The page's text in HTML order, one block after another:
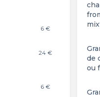
6 €
24 €
6 €
de
ou